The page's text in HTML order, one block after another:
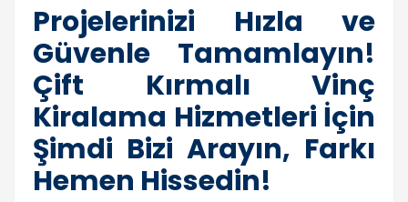
Projelerinizi Hızla ve
Güvenle Tamamlayın!
Çift Kırmalı Vinç
Kiralama Hizmetleri İçin
Şimdi Bizi Arayın, Farkı
Hemen Hissedin!